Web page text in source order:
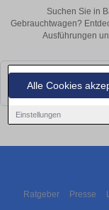
Alle Cookies
Einstellungen
Suchen Sie in
Gebrauchtwagen?
Ausführungen
Leider konnten wir
bald wieder vorbei!
Ratgeber Presse